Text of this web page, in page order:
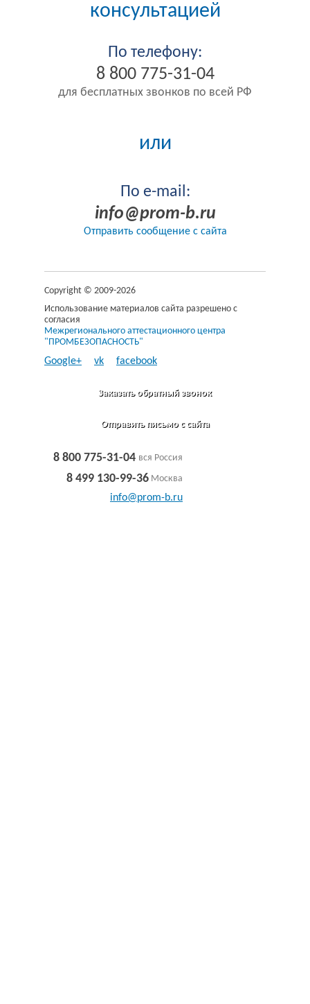
консультацией
По телефону:
8 800 775-31-04
для бесплатных звонков по всей РФ
или
По e-mail:
info@prom-b.ru
Отправить сообщение с сайта
Copyright © 2009-2026
Использование материалов сайта разрешено с
согласия
Межрегионального аттестационного центра
"ПРОМБЕЗОПАСНОСТЬ"
Google+ vk facebook
Заказать обратный звонок
Отправить письмо с сайта
8 800 775-31-04 вся Россия
8 499 130-99-36 Москва
info@prom-b.ru